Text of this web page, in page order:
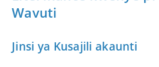
Wavuti
Jinsi ya Kusajili akaunti